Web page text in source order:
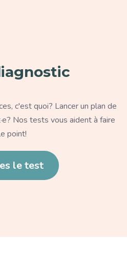
c'est quoi? Lancer un plan de
Nos tests vous aident à faire
point!
le test